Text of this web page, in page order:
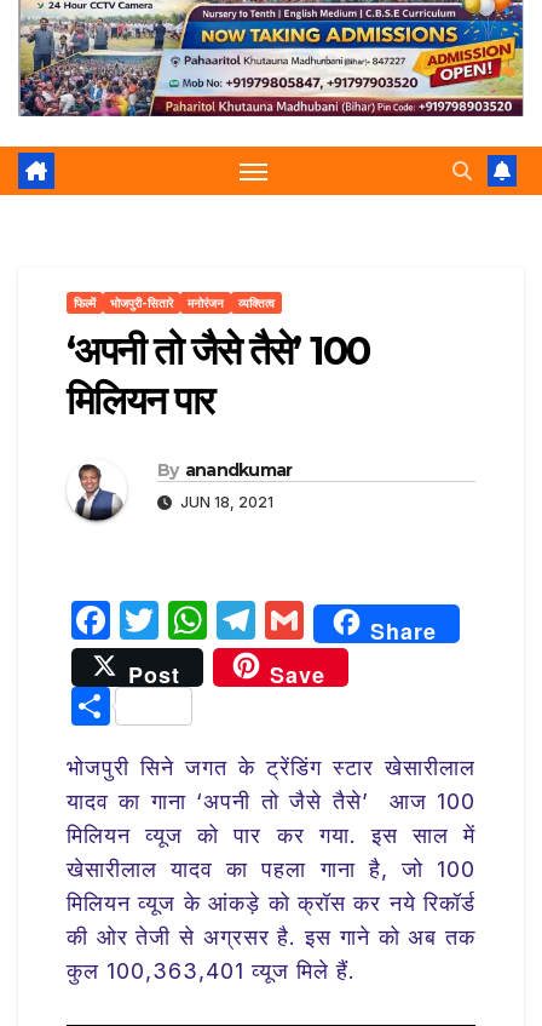
फिल्में भोजपुरी-सितारे मनोरंजन व्यक्तित्व
‘अपनी तो जैसे तैसे’ 100
मिलियन पार
By anandkumar
JUN 18, 2021
F
a
c
e
b
o
o
k
T
w
it
te
r
W
h
at
A
p
p
T
el
e
ra
m
G
m
ai
Share
Post
Save
S
h
ar
e
भोजपुरी सिने जगत के ट्रेंडिंग स्टार खेसारीलाल
यादव का गाना ‘अपनी तो जैसे तैसे’ आज 100
मिलियन व्यूज को पार कर गया. इस साल में
खेसारीलाल यादव का पहला गाना है, जो 100
मिलियन व्यूज के आंकड़े को क्रॉस कर नये रिकॉर्ड
की ओर तेजी से अग्रसर है. इस गाने को अब तक
कुल 100,363,401 व्यूज मिले हैं.
pa
m
e